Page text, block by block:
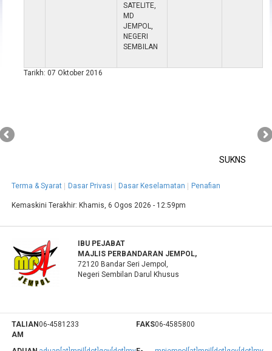
SATELITE,
MD
JEMPOL,
NEGERI
SEMBILAN
Tarikh: 07 Oktober 2016
SUKNS
Terma & Syarat Dasar Privasi Dasar Keselamatan Penafian
Kemaskini Terakhir: Khamis, 6 Ogos 2026 - 12:59pm
IBU PEJABAT
MAJLIS PERBANDARAN JEMPOL,
72120 Bandar Seri Jempol,
Negeri Sembilan Darul Khusus
TALIAN
AM
06-4581233 FAKS06-4585800